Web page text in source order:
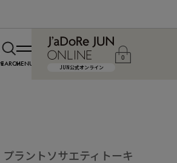
MENU JUN公式オンライン
0
プラントソサエティトーキ